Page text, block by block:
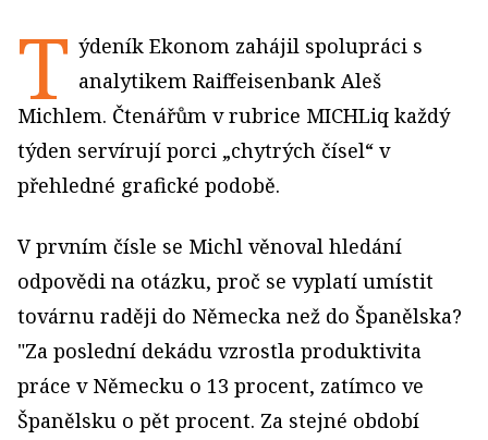
T ýdeník Ekonom zahájil spolupráci s
analytikem Raiffeisenbank Aleš
Michlem. Čtenářům v rubrice MICHLiq každý
týden servírují porci „chytrých čísel“ v
přehledné grafické podobě.
V prvním čísle se Michl věnoval hledání
odpovědi na otázku, proč se vyplatí umístit
továrnu raději do Německa než do Španělska?
"Za poslední dekádu vzrostla produktivita
práce v Německu o 13 procent, zatímco ve
Španělsku o pět procent. Za stejné období